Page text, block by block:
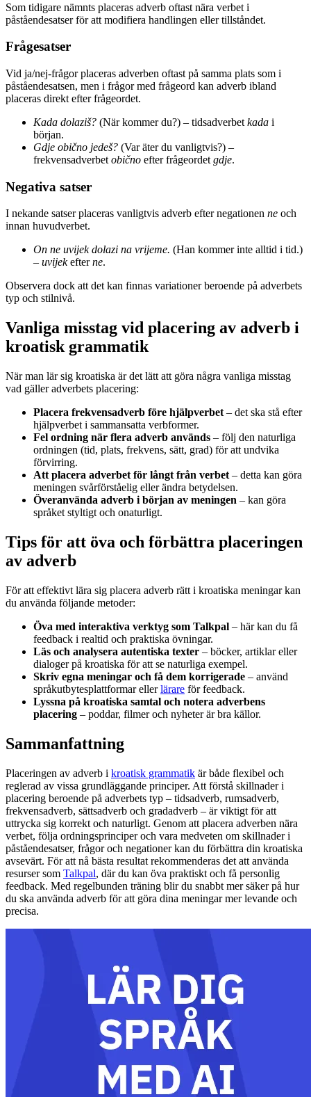
Som tidigare nämnts placeras adverb oftast nära verbet i
påståendesatser för att modifiera handlingen eller tillståndet.
Frågesatser
Vid ja/nej-frågor placeras adverben oftast på samma plats som i
påståendesatsen, men i frågor med frågeord kan adverb ibland
placeras direkt efter frågeordet.
Kada dolaziš? (När kommer du?) – tidsadverbet kada i
början.
Gdje obično jedeš? (Var äter du vanligtvis?) –
frekvensadverbet obično efter frågeordet gdje.
Negativa satser
I nekande satser placeras vanligtvis adverb efter negationen ne och
innan huvudverbet.
On ne uvijek dolazi na vrijeme. (Han kommer inte alltid i tid.)
– uvijekefterne.
Observera dock att det kan finnas variationer beroende på adverbets
typ och stilnivå.
Vanliga misstag vid placering av adverb i
kroatisk grammatik
När man lär sig kroatiska är det lätt att göra några vanliga misstag
vad gäller adverbets placering:
Placera frekvensadverb före hjälpverbet – det ska stå efter
hjälpverbet i sammansatta verbformer.
Fel ordning när flera adverb används – följ den naturliga
ordningen (tid, plats, frekvens, sätt, grad) för att undvika
förvirring.
Att placera adverbet för långt från verbet – detta kan göra
meningen svårförståelig eller ändra betydelsen.
Överanvända adverb i början av meningen – kan göra
språket styltigt och onaturligt.
Tips för att öva och förbättra placeringen
av adverb
För att effektivt lära sig placera adverb rätt i kroatiska meningar kan
du använda följande metoder:
Öva med interaktiva verktyg som Talkpal – här kan du få
feedback i realtid och praktiska övningar.
Läs och analysera autentiska texter – böcker, artiklar eller
dialoger på kroatiska för att se naturliga exempel.
Skriv egna meningar och få dem korrigerade – använd
språkutbytesplattformar ellerlärare för feedback.
Lyssna på kroatiska samtal och notera adverbens
placering – poddar, filmer och nyheter är bra källor.
Sammanfattning
Placeringen av adverb i kroatisk grammatik är både flexibel och
reglerad av vissa grundläggande principer. Att förstå skillnader i
placering beroende på adverbets typ – tidsadverb, rumsadverb,
frekvensadverb, sättsadverb och gradadverb – är viktigt för att
uttrycka sig korrekt och naturligt. Genom att placera adverben nära
verbet, följa ordningsprinciper och vara medveten om skillnader i
påståendesatser, frågor och negationer kan du förbättra din kroatiska
avsevärt. För att nå bästa resultat rekommenderas det att använda
resurser som Talkpal, där du kan öva praktiskt och få personlig
feedback. Med regelbunden träning blir du snabbt mer säker på hur
du ska använda adverb för att göra dina meningar mer levande och
precisa.